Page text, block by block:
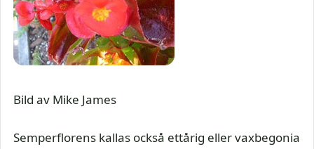
Bild av Mike James
Semperflorens kallas också ettårig eller vaxbegonia